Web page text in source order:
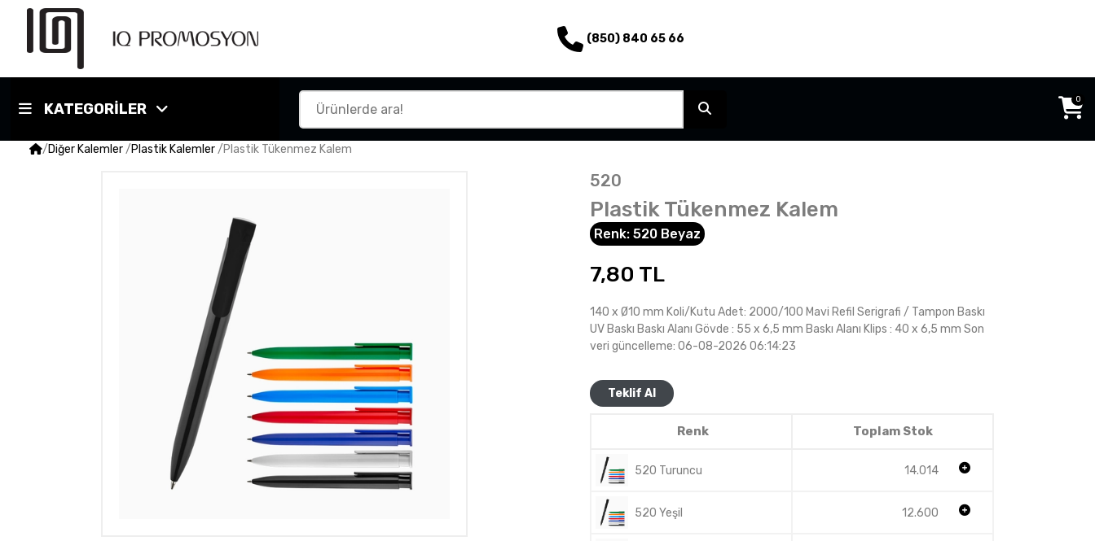
(850) 840 65 66
KATEGORİLER
0
/Diğer Kalemler/Plastik Kalemler/Plastik Tükenmez Kalem
520
Plastik Tükenmez Kalem
Renk: 520 Beyaz
7,80 TL
140 x Ø10 mm Koli/Kutu Adet: 2000/100 Mavi Refil Serigrafi / Tampon Baskı
UV Baskı Baskı Alanı Gövde : 55 x 6,5 mm Baskı Alanı Klips : 40 x 6,5 mm Son
veri güncelleme: 06-08-2026 06:14:23
Teklif Al
Renk Toplam Stok
520 Turuncu 14.014
520 Yeşil 12.600